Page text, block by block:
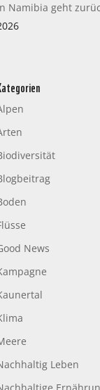
Namibia geht
News
Leben